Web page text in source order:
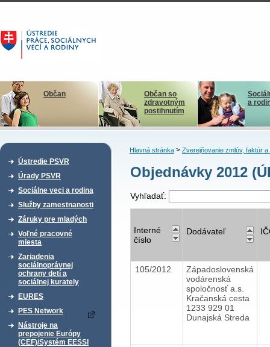
Občan
Občan so
zdravotným
postihnutím
a
Ústredie PSVR
Úrady PSVR
Sociálne veci a rodina
Služby zamestnanosti
Záruky pre mladých
Voľné pracovné
miesta
Zariadenia
sociálnoprávnej
ochrany detí a
sociálnej kurately
EURES
PES Network
Nástroje na
prepojenie Európy
(CEF)/Systém EESSI
Hlavná stránka> Zverejňovanie zmlúv, faktúr a
Objednávky 2012
Vyhľadať:
Interné
číslo
Dodávateľ
105/2012
Západoslovenská
vodárenská
spoločnosť a.s.
Kračanská cesta
1233 929 01
Dunajská Streda